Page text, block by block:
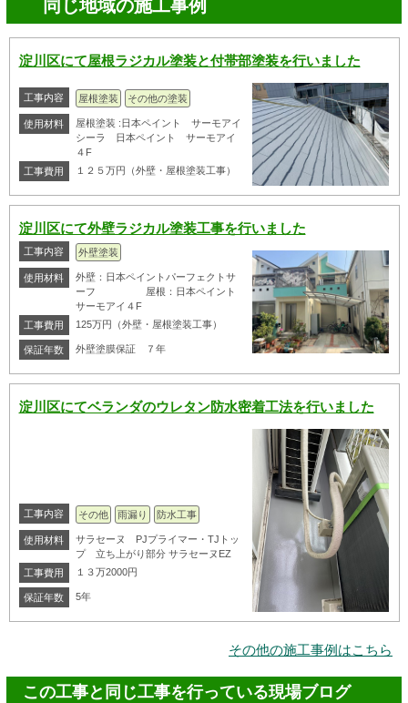
同じ地域の施工事例
淀川区にて屋根ラジカル塗装と付帯部塗装を行いました
工事内容 屋根塗装 その他の塗装
使用材料
屋根塗装 :日本ペイント サーモアイ
シーラ 日本ペイント サーモアイ
４F
工事費用
１２５万円（外壁・屋根塗装工事）
淀川区にて外壁ラジカル塗装工事を行いました
工事内容 外壁塗装
使用材料
外壁：日本ペイントパーフェクトサ
ーフ 屋根：日本ペイント
サーモアイ４F
工事費用
125万円（外壁・屋根塗装工事）
保証年数 外壁塗膜保証 ７年
淀川区にてベランダのウレタン防水密着工法を行いました
工事内容 その他 雨漏り 防水工事
使用材料
サラセーヌ PJプライマー・TJトッ
プ 立ち上がり部分 サラセーヌEZ
工事費用
１３万2000円
保証年数 5年
その他の施工事例はこちら
この工事と同じ工事を行っている現場ブログ